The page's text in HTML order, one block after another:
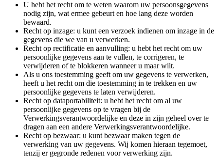
U hebt het recht om te weten waarom uw persoonsgegevens
nodig zijn, wat ermee gebeurt en hoe lang deze worden
bewaard.
Recht op inzage: u kunt een verzoek indienen om inzage in de
gegevens die we van u verwerken.
Recht op rectificatie en aanvulling: u hebt het recht om uw
persoonlijke gegevens aan te vullen, te corrigeren, te
verwijderen of te blokkeren wanneer u maar wilt.
Als u ons toestemming geeft om uw gegevens te verwerken,
heeft u het recht om die toestemming in te trekken en uw
persoonlijke gegevens te laten verwijderen.
Recht op dataportabiliteit: u hebt het recht om al uw
persoonlijke gegevens op te vragen bij de
Verwerkingsverantwoordelijke en deze in zijn geheel over te
dragen aan een andere Verwerkingsverantwoordelijke.
Recht op bezwaar: u kunt bezwaar maken tegen de
verwerking van uw gegevens. Wij komen hieraan tegemoet,
tenzij er gegronde redenen voor verwerking zijn.